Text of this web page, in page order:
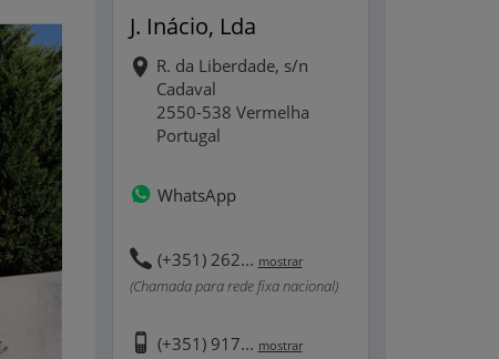
J. Inácio, Lda
R. da Liberdade, s/n
Cadaval
2550-538 Vermelha
Portugal
WhatsApp
(+351) 262... mostrar
(Chamada para rede fixa nacional)
(+351) 917... mostrar